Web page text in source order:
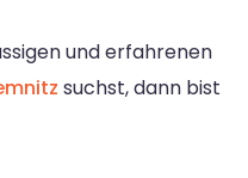
und erfahrenen
suchst, dann bist